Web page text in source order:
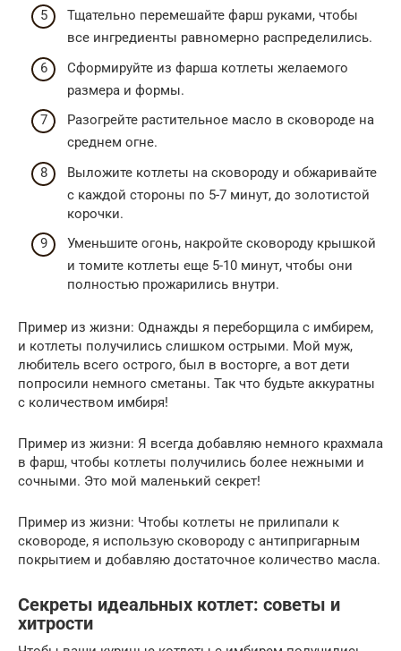
Тщательно перемешайте фарш руками, чтобы
все ингредиенты равномерно распределились.
Сформируйте из фарша котлеты желаемого
размера и формы.
Разогрейте растительное масло в сковороде на
среднем огне.
Выложите котлеты на сковороду и обжаривайте
с каждой стороны по 5-7 минут, до золотистой
корочки.
Уменьшите огонь, накройте сковороду крышкой
и томите котлеты еще 5-10 минут, чтобы они
полностью прожарились внутри.
Пример из жизни: Однажды я переборщила с имбирем,
и котлеты получились слишком острыми. Мой муж,
любитель всего острого, был в восторге, а вот дети
попросили немного сметаны. Так что будьте аккуратны
с количеством имбиря!
Пример из жизни: Я всегда добавляю немного крахмала
в фарш, чтобы котлеты получились более нежными и
сочными. Это мой маленький секрет!
Пример из жизни: Чтобы котлеты не прилипали к
сковороде, я использую сковороду с антипригарным
покрытием и добавляю достаточное количество масла.
Секреты идеальных котлет: советы и
хитрости